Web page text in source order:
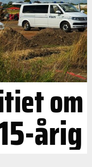
om
årig